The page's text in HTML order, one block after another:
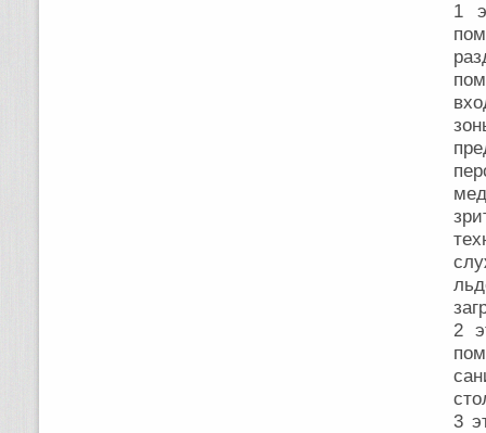
1
2
3